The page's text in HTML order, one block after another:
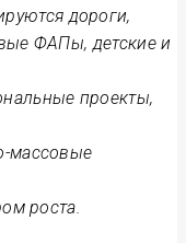
дороги,
ФАПы, детские и
проекты,
массовые
роста.